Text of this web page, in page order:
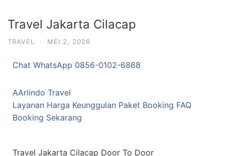
Travel Jakarta Cilacap
TRAVEL · MEI 2, 2026
Chat WhatsApp 0856-0102-6868
AArlindo Travel
Layanan Harga Keunggulan Paket Booking FAQ
Booking Sekarang
Travel Jakarta Cilacap Door To Door